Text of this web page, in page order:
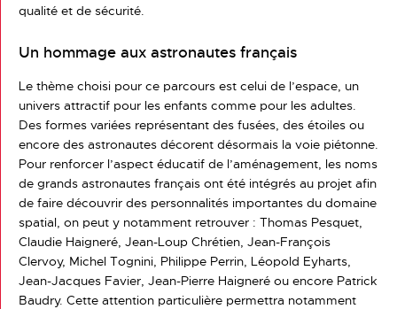
qualité et de sécurité.
Un hommage aux astronautes français
Le thème choisi pour ce parcours est celui de l’espace, un
univers attractif pour les enfants comme pour les adultes.
Des formes variées représentant des fusées, des étoiles ou
encore des astronautes décorent désormais la voie piétonne.
Pour renforcer l’aspect éducatif de l’aménagement, les noms
de grands astronautes français ont été intégrés au projet afin
de faire découvrir des personnalités importantes du domaine
spatial, on peut y notamment retrouver : Thomas Pesquet,
Claudie Haigneré, Jean-Loup Chrétien, Jean-François
Clervoy, Michel Tognini, Philippe Perrin, Léopold Eyharts,
Jean-Jacques Favier, Jean-Pierre Haigneré ou encore Patrick
Baudry. Cette attention particulière permettra notamment